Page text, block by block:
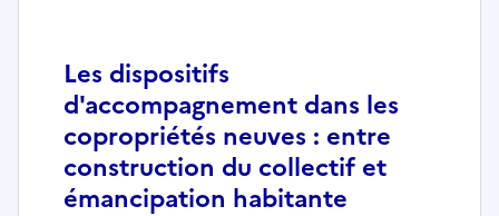
Les dispositifs
d'accompagnement dans les
copropriétés neuves : entre
construction du collectif et
émancipation habitante